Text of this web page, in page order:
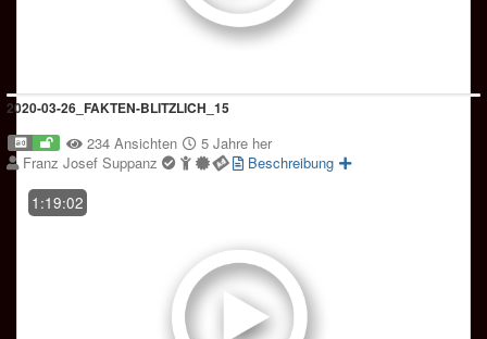
2020-03-26_FAKTEN-BLITZLICH_15
234 Ansichten
5 Jahre her
Franz Josef Suppanz
Beschreibung
1:19:02